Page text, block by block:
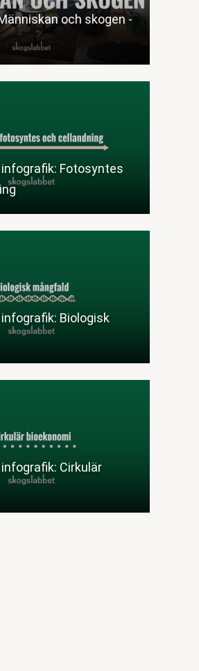
och skogen -
Fotosyntes
Biologisk
Cirkulär